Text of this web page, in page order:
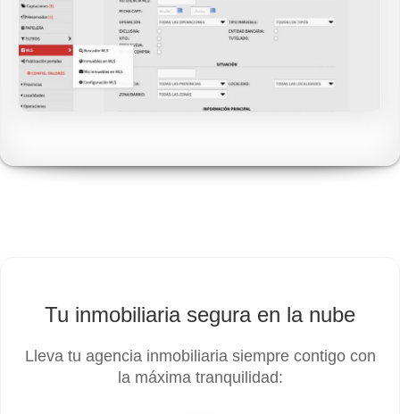
Tu inmobiliaria segura en la nube
Lleva tu agencia inmobiliaria siempre contigo con
la máxima tranquilidad: